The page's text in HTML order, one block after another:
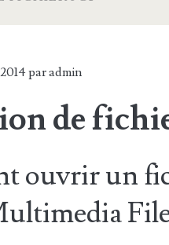
paradmin
de
ouvrir un